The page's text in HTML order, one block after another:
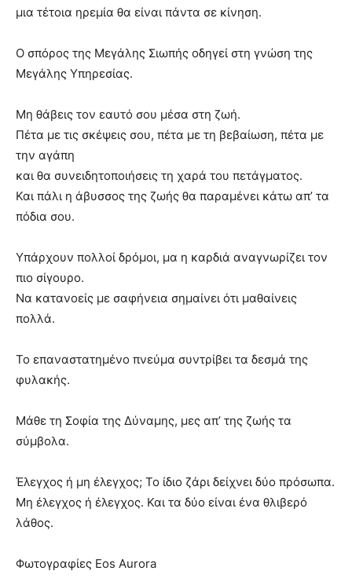
μια τέτοια ηρεμία θα είναι πάντα σε κίνηση.
Ο σπόρος της Μεγάλης Σιωπής οδηγεί στη γνώση της
Μεγάλης Υπηρεσίας.
Μη θάβεις τον εαυτό σου μέσα στη ζωή.
Πέτα με τις σκέψεις σου, πέτα με τη βεβαίωση, πέτα με
την αγάπη
και θα συνειδητοποιήσεις τη χαρά του πετάγματος.
Και πάλι η άβυσσος της ζωής θα παραμένει κάτω απ’ τα
πόδια σου.
Υπάρχουν πολλοί δρόμοι, μα η καρδιά αναγνωρίζει τον
πιο σίγουρο.
Να κατανοείς με σαφήνεια σημαίνει ότι μαθαίνεις
πολλά.
Το επαναστατημένο πνεύμα συντρίβει τα δεσμά της
φυλακής.
Μάθε τη Σοφία της Δύναμης, μες απ’ της ζωής τα
σύμβολα.
Έλεγχος ή μη έλεγχος; Το ίδιο ζάρι δείχνει δύο πρόσωπα.
Μη έλεγχος ή έλεγχος. Και τα δύο είναι ένα θλιβερό
λάθος.
Φωτογραφίες Eos Aurora